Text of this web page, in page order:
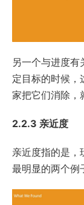
另一个与进度
定目标的时候，
家把它们消除，
2.2.3 亲近度
亲近度指的是，
最明显的两个例